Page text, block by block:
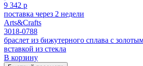
9 342 р
поставка через 2 недели
Arts&Crafts
3018-0788
браслет из бижутерного сплава с
вставкой из стекла
В корзину